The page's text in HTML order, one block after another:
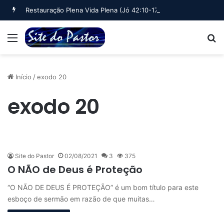
Restauração Plena Vida Plena (Jó 42:10-17)
Menu
Início /exodo 20
exodo 20
Site do Pastor 02/08/2021 3 375
O NÃO de Deus é Proteção
“O NÃO DE DEUS É PROTEÇÃO” é um bom título para este
esboço de sermão em razão de que muitas…